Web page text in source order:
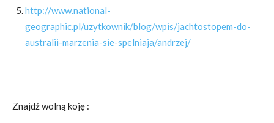
http://www.national-
geographic.pl/uzytkownik/blog/wpis/jachtostopem-do-
australii-marzenia-sie-spelniaja/andrzej/
Znajdź wolną koję :